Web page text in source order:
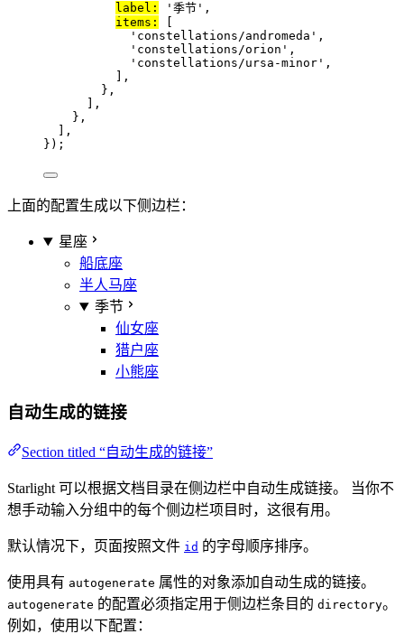
label:
' 季节 ' ,
items:
' constellations/andromeda ' ,
' constellations/orion ' ,
' constellations/ursa-minor ' ,
],
},
],
},
],
});
上面的配置生成以下侧边栏：
星座
船底座
半人马座
季节
仙女座
猎户座
小熊座
自动生成的链接
Section titled “自动生成的链接”
Starlight 可以根据文档目录在侧边栏中自动生成链接。 当你不
想手动输入分组中的每个侧边栏项目时，这很有用。
默认情况下，页面按照文件 id 的字母顺序排序。
使用具有 autogenerate 属性的对象添加自动生成的链接。
autogenerate 的配置必须指定用于侧边栏条目的 directory。
例如，使用以下配置：